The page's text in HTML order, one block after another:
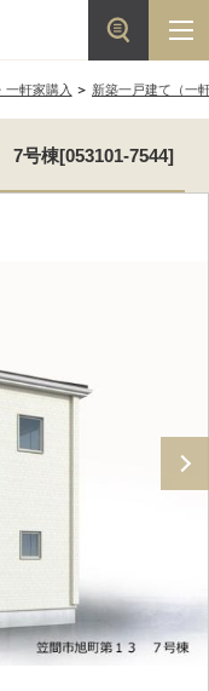
一軒家購入 新築一戸建て（一
号棟[053101-7544]